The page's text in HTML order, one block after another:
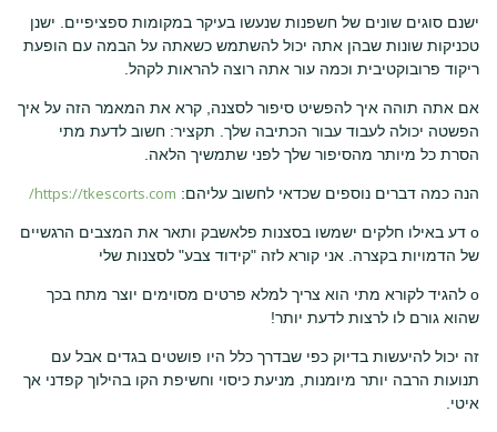
ישנם סוגים שונים של חשפנות שנעשו בעיקר במקומות ספציפיים. ישנן
טכניקות שונות שבהן אתה יכול להשתמש כשאתה על הבמה עם הופעת
ריקוד פרובוקטיבית וכמה עור אתה רוצה להראות לקהל.
אם אתה תוהה איך להפשיט סיפור לסצנה, קרא את המאמר הזה על איך
הפשטה יכולה לעבוד עבור הכתיבה שלך. תקציר: חשוב לדעת מתי
הסרת כל מיותר מהסיפור שלך לפני שתמשיך הלאה.
הנה כמה דברים נוספים שכדאי לחשוב עליהם: https://tkescorts.com/
o דע באילו חלקים ישמשו בסצנות פלאשבק ותאר את המצבים הרגשיים
של הדמויות בקצרה. אני קורא לזה "קידוד צבע" לסצנות שלי
o להגיד לקורא מתי הוא צריך למלא פרטים מסוימים יוצר מתח בכך
שהוא גורם לו לרצות לדעת יותר!
זה יכול להיעשות בדיוק כפי שבדרך כלל היו פושטים בגדים אבל עם
תנועות הרבה יותר מיומנות, מניעת כיסוי וחשיפת הקו בהילוך קפדני אך
איטי.